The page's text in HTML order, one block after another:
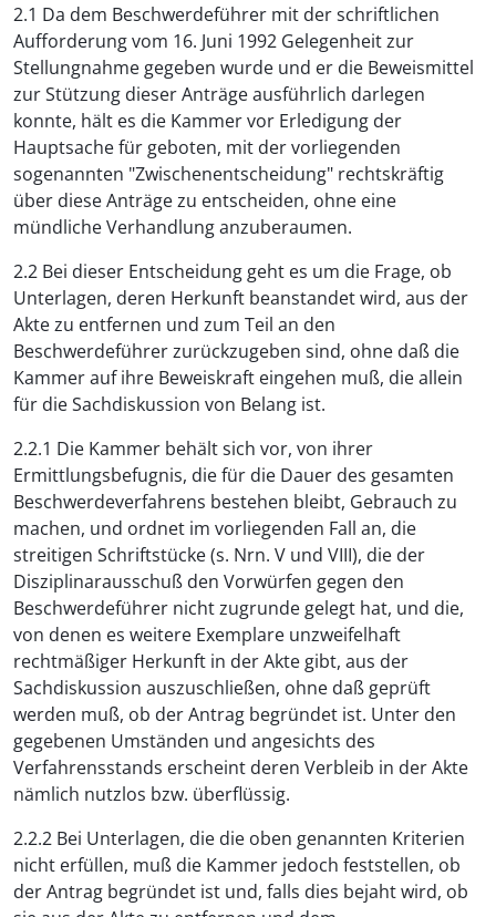
2.1 Da dem Beschwerdeführer mit der schriftlichen
Aufforderung vom 16. Juni 1992 Gelegenheit zur
Stellungnahme gegeben wurde und er die Beweismittel
zur Stützung dieser Anträge ausführlich darlegen
konnte, hält es die Kammer vor Erledigung der
Hauptsache für geboten, mit der vorliegenden
sogenannten "Zwischenentscheidung" rechtskräftig
über diese Anträge zu entscheiden, ohne eine
mündliche Verhandlung anzuberaumen.
2.2 Bei dieser Entscheidung geht es um die Frage, ob
Unterlagen, deren Herkunft beanstandet wird, aus der
Akte zu entfernen und zum Teil an den
Beschwerdeführer zurückzugeben sind, ohne daß die
Kammer auf ihre Beweiskraft eingehen muß, die allein
für die Sachdiskussion von Belang ist.
2.2.1 Die Kammer behält sich vor, von ihrer
Ermittlungsbefugnis, die für die Dauer des gesamten
Beschwerdeverfahrens bestehen bleibt, Gebrauch zu
machen, und ordnet im vorliegenden Fall an, die
streitigen Schriftstücke (s. Nrn. V und VIII), die der
Disziplinarausschuß den Vorwürfen gegen den
Beschwerdeführer nicht zugrunde gelegt hat, und die,
von denen es weitere Exemplare unzweifelhaft
rechtmäßiger Herkunft in der Akte gibt, aus der
Sachdiskussion auszuschließen, ohne daß geprüft
werden muß, ob der Antrag begründet ist. Unter den
gegebenen Umständen und angesichts des
Verfahrensstands erscheint deren Verbleib in der Akte
nämlich nutzlos bzw. überflüssig.
2.2.2 Bei Unterlagen, die die oben genannten Kriterien
nicht erfüllen, muß die Kammer jedoch feststellen, ob
der Antrag begründet ist und, falls dies bejaht wird, ob